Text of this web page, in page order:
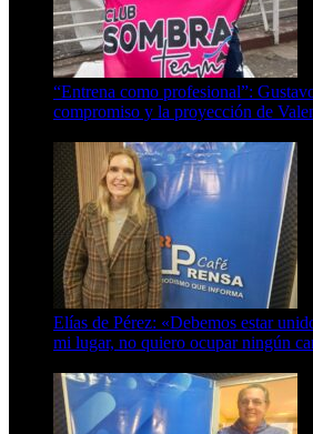
“Entrena como profesional”:
compromiso y la proyección de
Elías de Pérez: «Debemos estar
mi lugar, no quiero ocupar ningún